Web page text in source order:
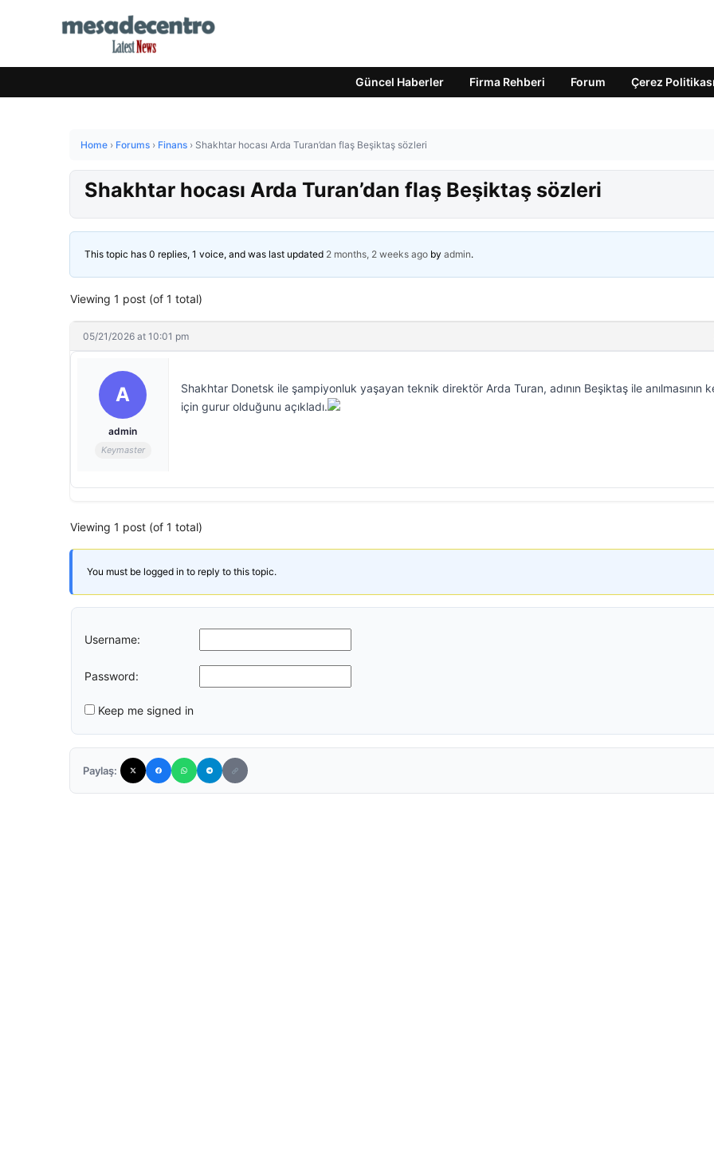
Güncel Haberler Firma Rehberi Forum Çerez Politikası
Home › Forums › Finans › Shakhtar hocası Arda Turan’dan flaş Beşiktaş sözleri
Shakhtar hocası Arda Turan’dan flaş Beşiktaş sözleri
This topic has 0 replies, 1 voice, and was last updated 2 months, 2 weeks ago by admin.
Viewing 1 post (of 1 total)
05/21/2026 at 10:01 pm
A
admin
Keymaster
Shakhtar Donetsk ile şampiyonluk yaşayan teknik direktör Arda Turan, adının Beşiktaş ile anılmasının
için gurur olduğunu açıkladı.
Viewing 1 post (of 1 total)
You must be logged in to reply to this topic.
Username:
Password:
Keep me signed in
Paylaş: